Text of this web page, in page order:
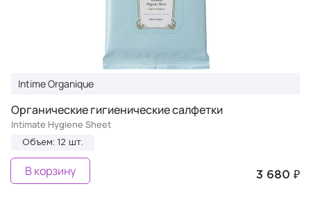
Intime Organique
Органические гигиенические салфетки
Intimate Hygiene Sheet
Объем: 12 шт.
3 680 ₽
В корзину